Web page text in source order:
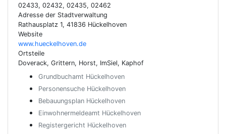
02433, 02432, 02435, 02462
Adresse der Stadtverwaltung
Rathausplatz 1, 41836 Hückelhoven
Website
www.hueckelhoven.de
Ortsteile
Doverack, Grittern, Horst, ImSiel, Kaphof
Grundbuchamt Hückelhoven
Personensuche Hückelhoven
Bebauungsplan Hückelhoven
Einwohnermeldeamt Hückelhoven
Registergericht Hückelhoven